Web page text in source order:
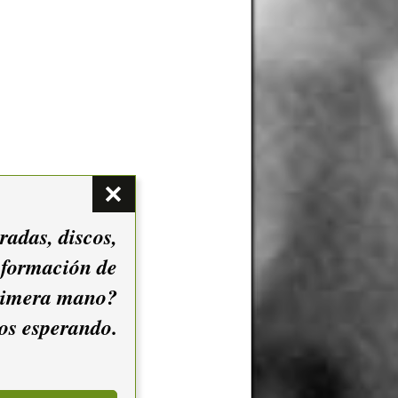
discos,
de
mano?
esperando.